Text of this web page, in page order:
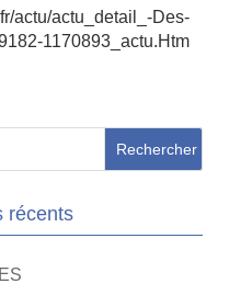
actu/actu_detail_-Des-
1170893_actu.Htm
récents